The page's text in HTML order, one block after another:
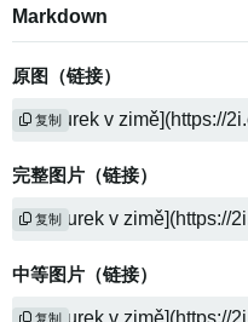
Markdown
原图（链接）
复制
完整图片（链接）
复制
中等图片（链接）
复制